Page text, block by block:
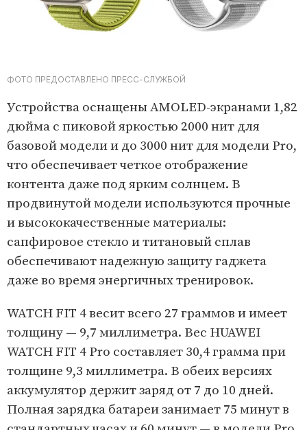
ФОТО ПРЕДОСТАВЛЕНО ПРЕСС-СЛУЖБОЙ
Устройства оснащены AMOLED-экранами 1,82
дюйма с пиковой яркостью 2000 нит для
базовой модели и до 3000 нит для модели Pro,
что обеспечивает четкое отображение
контента даже под ярким солнцем. В
продвинутой модели используются прочные
и высококачественные материалы:
сапфировое стекло и титановый сплав
обеспечивают надежную защиту гаджета
даже во время энергичных тренировок.
WATCH FIT 4 весит всего 27 граммов и имеет
толщину — 9,7 миллиметра. Вес HUAWEI
WATCH FIT 4 Pro составляет 30,4 грамма при
толщине 9,3 миллиметра. В обеих версиях
аккумулятор держит заряд от 7 до 10 дней.
Полная зарядка батареи занимает 75 минут в